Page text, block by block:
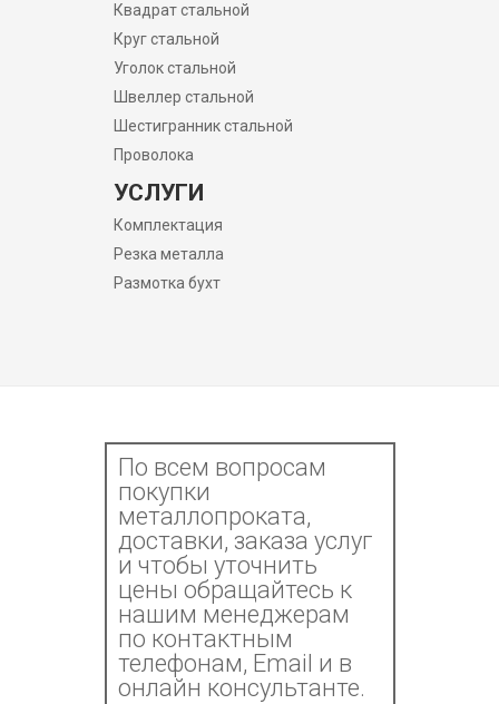
Квадрат стальной
Круг стальной
Уголок стальной
Швеллер стальной
Шестигранник стальной
Проволока
УСЛУГИ
Комплектация
Резка металла
Размотка бухт
По всем вопросам
покупки
металлопроката,
доставки, заказа услуг
и чтобы уточнить
цены обращайтесь к
нашим менеджерам
по контактным
телефонам, Email и в
онлайн консультанте.